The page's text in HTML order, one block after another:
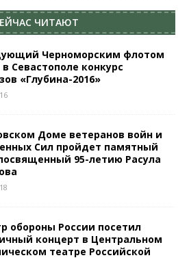
ЧИТАЮТ
Черноморским флотом
Севастополе конкурс
«Глубина-2016»
Доме ветеранов войн и
Сил пройдет памятный
95-летию Расула
обороны России посетил
концерт в Центральном
театре Российской